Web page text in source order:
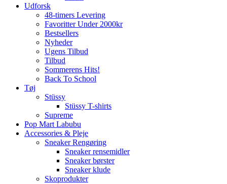
Udforsk
48-timers Levering
Favoritter Under 2000kr
Bestsellers
Nyheder
Ugens Tilbud
Tilbud
Sommerens Hits!
Back To School
Tøj
Stüssy
Stüssy T-shirts
Supreme
Pop Mart Labubu
Accessories & Pleje
Sneaker Rengøring
Sneaker rensemidler
Sneaker børster
Sneaker klude
Skoprodukter